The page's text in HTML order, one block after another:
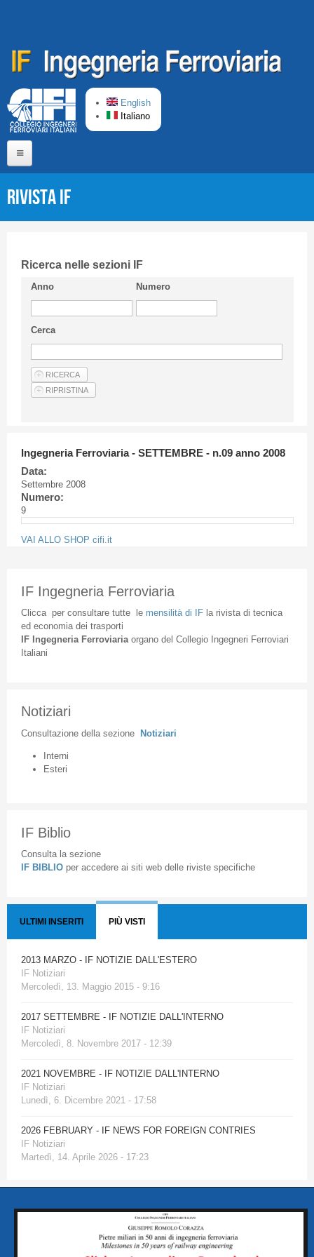
English
Italiano
CIFI in breve
Linee Guida
Privacy Policy
Articoli
Rivista IF
Ricerca nelle sezioni IF
Anno Numero
Cerca
Ingegneria Ferroviaria - SETTEMBRE - n.09 anno 2008
Data:
Settembre 2008
Numero:
9
VAI ALLO SHOP cifi.it
IF Ingegneria Ferroviaria
Cliccaper consultare tuttele mensilità di IFla rivista di tecnica
ed economia dei trasporti
IF Ingegneria Ferroviaria organodel Collegio Ingegneri Ferroviari
Italiani
Notiziari
Consultazione della sezione Notiziari
Interni
Esteri
IF Biblio
Consulta la sezione
IF BIBLIO per accedere ai siti web delle riviste specifiche
ULTIMI INSERITI PIÙ VISTI
2013 MARZO - IF NOTIZIE DALL'ESTERO
IF Notiziari
Mercoledì, 13. Maggio 2015 - 9:16
2017 SETTEMBRE - IF NOTIZIE DALL'INTERNO
IF Notiziari
Mercoledì, 8. Novembre 2017 - 12:39
2021 NOVEMBRE - IF NOTIZIE DALL'INTERNO
IF Notiziari
Lunedì, 6. Dicembre 2021 - 17:58
2026 FEBRUARY - IF NEWS FOR FOREIGN CONTRIES
IF Notiziari
Martedì, 14. Aprile 2026 - 17:23